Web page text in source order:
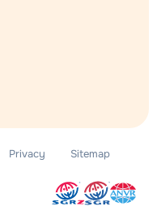
Privacy Sitemap